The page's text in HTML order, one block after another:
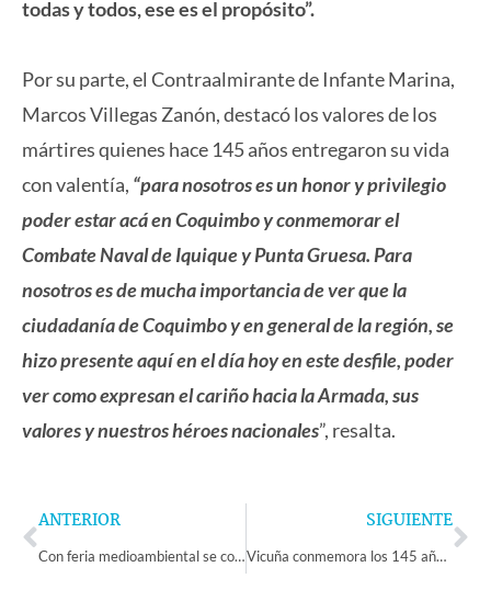
todas y todos, ese es el propósito”.
Por su parte, el Contraalmirante de Infante Marina,
Marcos Villegas Zanón, destacó los valores de los
mártires quienes hace 145 años entregaron su vida
con valentía, “para nosotros es un honor y privilegio
poder estar acá en Coquimbo y conmemorar el
Combate Naval de Iquique y Punta Gruesa. Para
nosotros es de mucha importancia de ver que la
ciudadanía de Coquimbo y en general de la región, se
hizo presente aquí en el día hoy en este desfile, poder
ver como expresan el cariño hacia la Armada, sus
valores y nuestros héroes nacionales”, resalta.
Prev
ANTERIOR
Con feria medioambiental se conmemoró el Día Mundial de las Abejas en la comuna de Vicuña
SIGUIENTE
Vicuña conmemora los 145 años del Combate Naval de Iquique con acto y desfile